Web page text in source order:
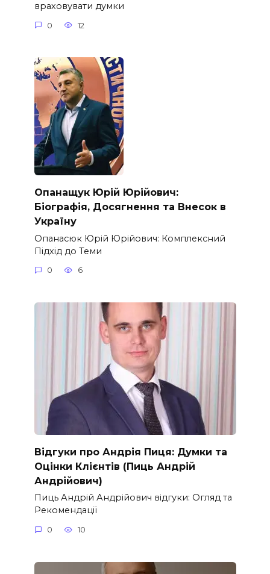
враховувати думки
0 12
Опанащук Юрій Юрійович:
Біографія, Досягнення та Внесок в
Україну
Опанасюк Юрій Юрійович: Комплексний
Підхід до Теми
0 6
Відгуки про Андрія Пиця: Думки та
Оцінки Клієнтів (Пиць Андрій
Андрійович)
Пиць Андрій Андрійович відгуки: Огляд та
Рекомендації
0 10